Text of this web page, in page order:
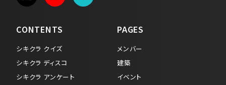
CONTENTS
シキクラ クイズ
シキクラ ディスコ
シキクラ アンケート
PAGES
メンバー
建築
イベント